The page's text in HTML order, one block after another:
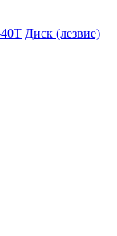
Диск (лезвие)